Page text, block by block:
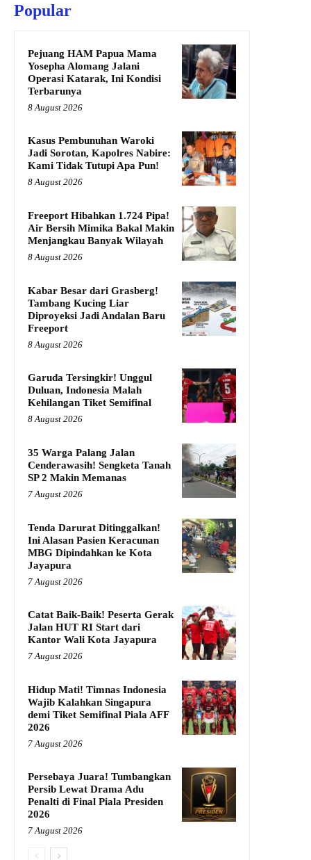
Popular
Pejuang HAM Papua Mama
Yosepha Alomang Jalani
Operasi Katarak, Ini Kondisi
Terbarunya
8 August 2026
Kasus Pembunuhan Waroki
Jadi Sorotan, Kapolres Nabire:
Kami Tidak Tutupi Apa Pun!
8 August 2026
Freeport Hibahkan 1.724 Pipa!
Air Bersih Mimika Bakal Makin
Menjangkau Banyak Wilayah
8 August 2026
Kabar Besar dari Grasberg!
Tambang Kucing Liar
Diproyeksi Jadi Andalan Baru
Freeport
8 August 2026
Garuda Tersingkir! Unggul
Duluan, Indonesia Malah
Kehilangan Tiket Semifinal
8 August 2026
35 Warga Palang Jalan
Cenderawasih! Sengketa Tanah
SP 2 Makin Memanas
7 August 2026
Tenda Darurat Ditinggalkan!
Ini Alasan Pasien Keracunan
MBG Dipindahkan ke Kota
Jayapura
7 August 2026
Catat Baik-Baik! Peserta Gerak
Jalan HUT RI Start dari
Kantor Wali Kota Jayapura
7 August 2026
Hidup Mati! Timnas Indonesia
Wajib Kalahkan Singapura
demi Tiket Semifinal Piala AFF
2026
7 August 2026
Persebaya Juara! Tumbangkan
Persib Lewat Drama Adu
Penalti di Final Piala Presiden
2026
7 August 2026